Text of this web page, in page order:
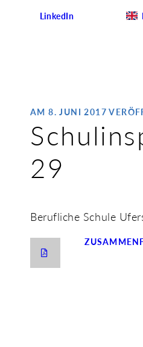
LinkedIn
AM 8. JUNI 2017
29
Berufliche Schule